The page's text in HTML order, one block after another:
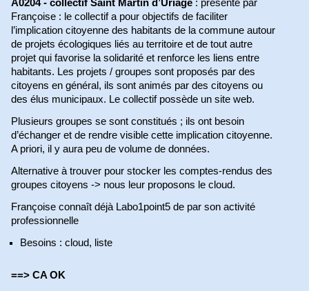
A0204- collectif Saint Martin d’Uriage : présenté par
Françoise : le collectif a pour objectifs de faciliter
l’implication citoyenne des habitants de la commune autour
de projets écologiques liés au territoire et de tout autre
projet qui favorise la solidarité et renforce les liens entre
habitants. Les projets / groupes sont proposés par des
citoyens en général, ils sont animés par des citoyens ou
des élus municipaux. Le collectif possède un site web.
Plusieurs groupes se sont constitués ; ils ont besoin
d’échanger et de rendre visible cette implication citoyenne.
A priori, il y aura peu de volume de données.
Alternative à trouver pour stocker les comptes-rendus des
groupes citoyens -> nous leur proposons le cloud.
Françoise connaît déjà Labo1point5 de par son activité
professionnelle
Besoins : cloud, liste
==> CA OK